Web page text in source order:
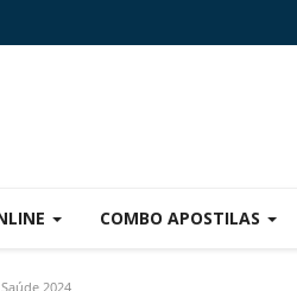
COMBO APOSTILAS
2024